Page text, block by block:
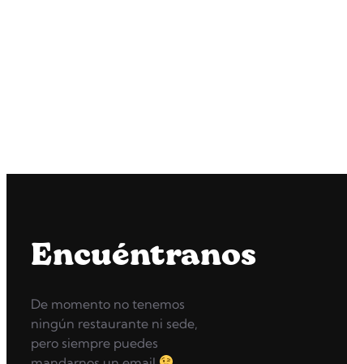
Encuéntranos
De momento no tenemos
ningún restaurante ni sede,
pero siempre puedes